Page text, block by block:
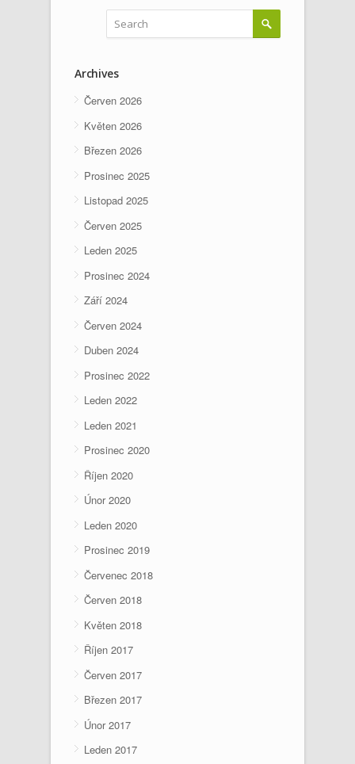
Archives
Červen 2026
Květen 2026
Březen 2026
Prosinec 2025
Listopad 2025
Červen 2025
Leden 2025
Prosinec 2024
Září 2024
Červen 2024
Duben 2024
Prosinec 2022
Leden 2022
Leden 2021
Prosinec 2020
Říjen 2020
Únor 2020
Leden 2020
Prosinec 2019
Červenec 2018
Červen 2018
Květen 2018
Říjen 2017
Červen 2017
Březen 2017
Únor 2017
Leden 2017